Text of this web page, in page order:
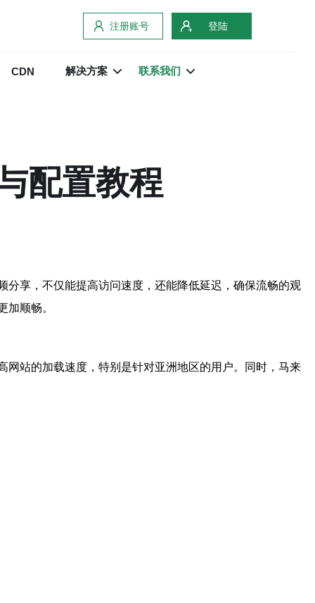
注册账号 登陆
CDN 解决方案 联系我们
配置教程
分享，不仅能提高访问速度，还能降低延迟，确保流畅的观
加顺畅。
站的加载速度，特别是针对亚洲地区的用户。同时，马来